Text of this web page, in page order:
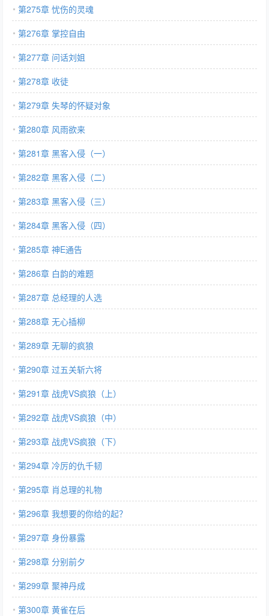
第275章 忧伤的灵魂
第276章 掌控自由
第277章 问话刘姐
第278章 收徒
第279章 失琴的怀疑对象
第280章 风雨欲来
第281章 黑客入侵（一）
第282章 黑客入侵（二）
第283章 黑客入侵（三）
第284章 黑客入侵（四）
第285章 神E通告
第286章 白韵的难题
第287章 总经理的人选
第288章 无心插柳
第289章 无聊的疯狼
第290章 过五关斩六将
第291章 战虎VS疯狼（上）
第292章 战虎VS疯狼（中）
第293章 战虎VS疯狼（下）
第294章 冷厉的仇千韧
第295章 肖总理的礼物
第296章 我想要的你给的起？
第297章 身份暴露
第298章 分别前夕
第299章 聚神丹成
第300章 黄雀在后